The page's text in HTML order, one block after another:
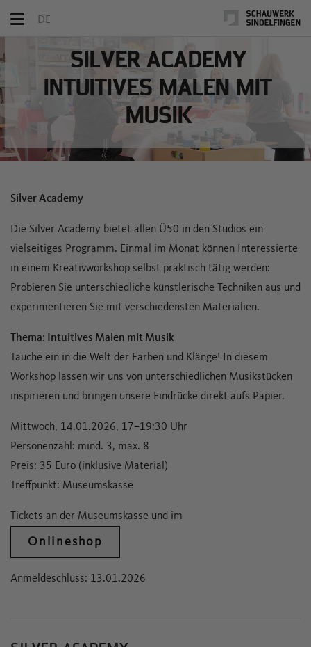
ToggleDE
SILVER ACADEMY
INTUITIVES MALEN MIT
MUSIK
Silver Academy
Die Silver Academy bietet allen Ü50 in den Studios ein
vielseitiges Programm. Einmal im Monat können Interessierte
in einem Kreativworkshop selbst praktisch tätig werden:
Probieren Sie unterschiedliche künstlerische Techniken aus und
experimentieren Sie mit verschiedensten Materialien.
Thema: Intuitives Malen mit Musik
Tauche ein in die Welt der Farben und Klänge! In diesem
Workshop lassen wir uns von unterschiedlichen Musikstücken
inspirieren und bringen unsere Eindrücke direkt aufs Papier.
Mittwoch, 14.01.2026, 17–19:30 Uhr
Personenzahl: mind. 3, max. 8
Preis: 35 Euro (inklusive Material)
Treffpunkt: Museumskasse
Tickets an der Museumskasse und im
Onlineshop
Anmeldeschluss: 13.01.2026